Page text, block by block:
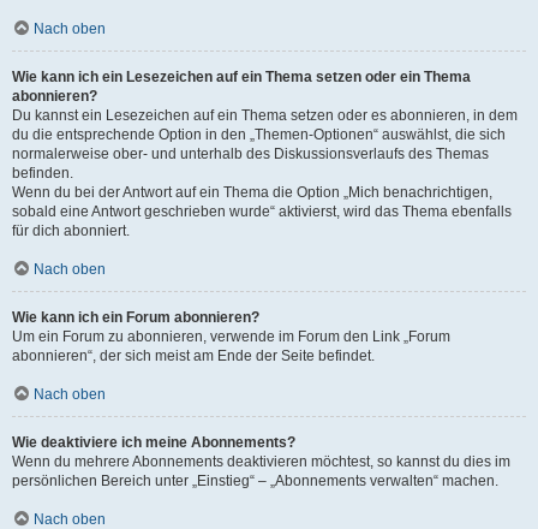
Nach oben
Wie kann ich ein Lesezeichen auf ein Thema setzen oder ein Thema
abonnieren?
Du kannst ein Lesezeichen auf ein Thema setzen oder es abonnieren, in dem
du die entsprechende Option in den „Themen-Optionen“ auswählst, die sich
normalerweise ober- und unterhalb des Diskussionsverlaufs des Themas
befinden.
Wenn du bei der Antwort auf ein Thema die Option „Mich benachrichtigen,
sobald eine Antwort geschrieben wurde“ aktivierst, wird das Thema ebenfalls
für dich abonniert.
Nach oben
Wie kann ich ein Forum abonnieren?
Um ein Forum zu abonnieren, verwende im Forum den Link „Forum
abonnieren“, der sich meist am Ende der Seite befindet.
Nach oben
Wie deaktiviere ich meine Abonnements?
Wenn du mehrere Abonnements deaktivieren möchtest, so kannst du dies im
persönlichen Bereich unter „Einstieg“ – „Abonnements verwalten“ machen.
Nach oben